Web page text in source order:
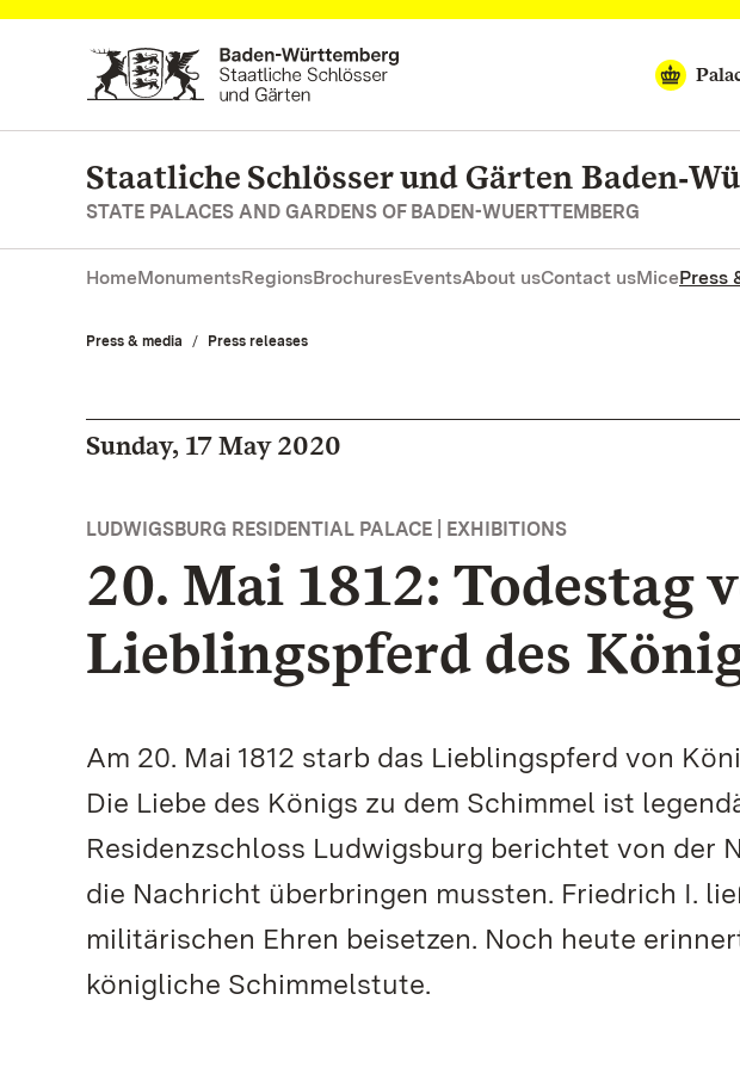
Navigate to main page
Staatliche Schlösser und Gärten
STATE PALACES AND GARDENS OF BADEN-WUERTTEMBERG
HomeMonumentsRegionsBrochuresEventsAbout usContact usMicePress
Press & media Press releases
Sunday, 17 May 2020
LUDWIGSBURG RESIDENTIAL PALACE | EXHIBITIONS
20. Mai 1812: Todestag
Lieblingspferd des
Am 20. Mai 1812 starb das Lieblingspferd von
Die Liebe des Königs zu dem Schimmel ist
Residenzschloss Ludwigsburg berichtet von der
die Nachricht überbringen mussten. Friedrich I.
militärischen Ehren beisetzen. Noch heute
königliche Schimmelstute.